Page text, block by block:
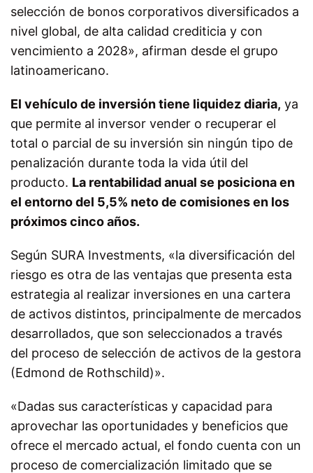
selección de bonos corporativos diversificados a
nivel global, de alta calidad crediticia y con
vencimiento a 2028», afirman desde el grupo
latinoamericano.
El vehículo de inversión tiene liquidez diaria, ya
que permite al inversor vender o recuperar el
total o parcial de su inversión sin ningún tipo de
penalización durante toda la vida útil del
producto. La rentabilidad anual se posiciona en
el entorno del 5,5% neto de comisiones en los
próximos cinco años.
Según SURA Investments, «la diversificación del
riesgo es otra de las ventajas que presenta esta
estrategia al realizar inversiones en una cartera
de activos distintos, principalmente de mercados
desarrollados, que son seleccionados a través
del proceso de selección de activos de la gestora
(Edmond de Rothschild)».
«Dadas sus características y capacidad para
aprovechar las oportunidades y beneficios que
ofrece el mercado actual, el fondo cuenta con un
proceso de comercialización limitado que se